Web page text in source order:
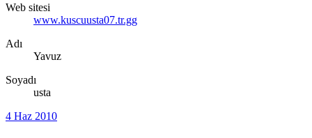
Web sitesi
www.kuscuusta07.tr.gg
Adı
Yavuz
Soyadı
usta
4 Haz 2010